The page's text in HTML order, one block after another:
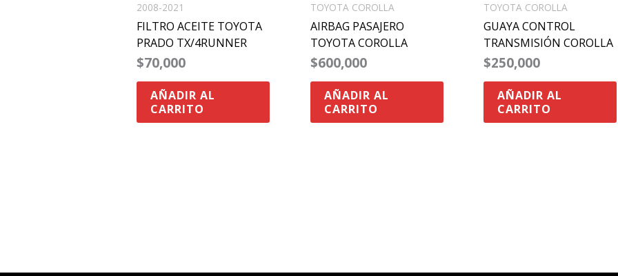
2008-2021
FILTRO ACEITE TOYOTA
PRADO TX/4RUNNER
$70,000
AÑADIR AL
CARRITO
TOYOTA COROLLA
AIRBAG PASAJERO
TOYOTA COROLLA
$600,000
AÑADIR AL
CARRITO
TOYOTA COROLLA
GUAYA CONTROL
TRANSMISIÓN COROLLA
$250,000
AÑADIR AL
CARRITO